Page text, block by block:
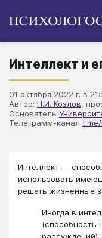
Интеллект и
01 октября 2022 г. в
Автор: Н.И. Козлов,
Основатель
Телеграмм-канал
Интеллект —
использовать
решать жизненные
Иногда в
(способность